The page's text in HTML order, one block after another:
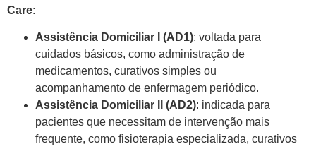
Care:
Assistência Domiciliar I (AD1): voltada para
cuidados básicos, como administração de
medicamentos, curativos simples ou
acompanhamento de enfermagem periódico.
Assistência Domiciliar II (AD2): indicada para
pacientes que necessitam de intervenção mais
frequente, como fisioterapia especializada, curativos